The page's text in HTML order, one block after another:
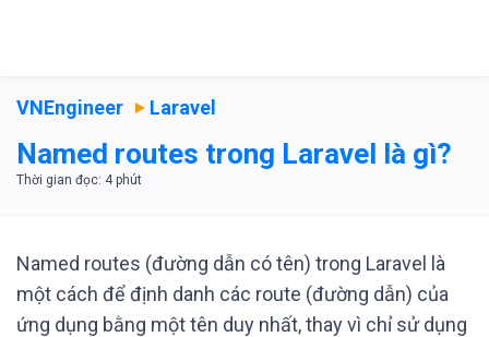
VNEngineer Laravel
Named routes trong Laravel là gì?
Named routes (đường dẫn có tên) trong Laravel là
một cách để định danh các route (đường dẫn) của
ứng dụng bằng một tên duy nhất, thay vì chỉ sử dụng